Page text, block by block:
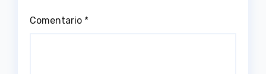
Comentario *